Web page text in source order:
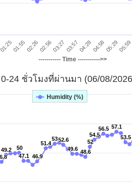
----------- Time ----------->>
01:2501:5502:2602:5603:27 03:5704:2804:5805:2905:59
24 ชั่วโมงที่ผ่านมา (06/08/
49.2
49.2 50
50
47.1
47.1 46.9
46.9
51.4
51.4
53
5352.6
52.6
49.6
49.6 48.6
48.6
52
52
54.5
54.5
56.5
56.5 57.1
57.1
53.5
53.5
Humidity (%)